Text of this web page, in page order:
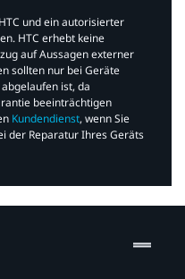
und ein autorisierter
HTC erhebt keine
auf Aussagen externer
sollten nur bei Geräte
ist, da
beeinträchtigen
Kundendienst, wenn Sie
der Reparatur Ihres Geräts